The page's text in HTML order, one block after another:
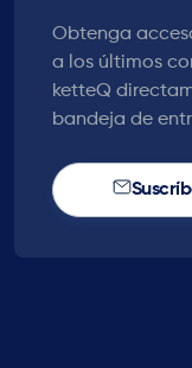
Obtenga
a los últimos
ketteQ
bandeja de